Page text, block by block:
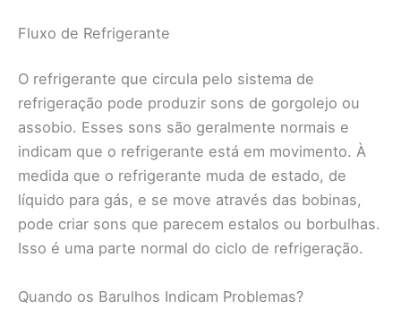
Fluxo de Refrigerante
O refrigerante que circula pelo sistema de
refrigeração pode produzir sons de gorgolejo ou
assobio. Esses sons são geralmente normais e
indicam que o refrigerante está em movimento. À
medida que o refrigerante muda de estado, de
líquido para gás, e se move através das bobinas,
pode criar sons que parecem estalos ou borbulhas.
Isso é uma parte normal do ciclo de refrigeração.
Quando os Barulhos Indicam Problemas?